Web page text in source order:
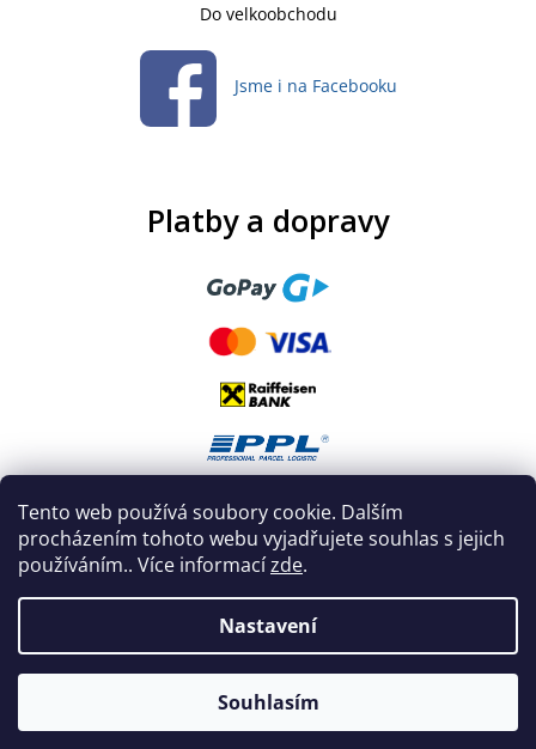
Tento web používá soubory cookie. Dalším
procházením tohoto webu vyjadřujete souhlas s jejich
používáním.. Více informacízde.
Nastavení
Souhlasím
Do velkoobchodu
Jsme i na Facebooku
Platby a dopravy
Vytvořil Shoptet |Nakódoval eshopGuru